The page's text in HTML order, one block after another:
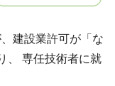
建設業許可が「な
、 専任技術者に就